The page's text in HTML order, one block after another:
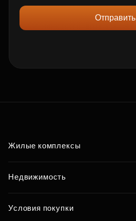
Отправить
Жилые комплексы
Недвижимость
Условия покупки